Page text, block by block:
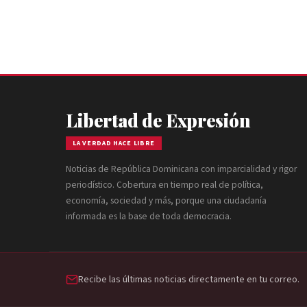
Libertad de Expresión
LA VERDAD HACE LIBRE
Noticias de República Dominicana con imparcialidad y rigor
periodístico. Cobertura en tiempo real de política,
economía, sociedad y más, porque una ciudadanía
informada es la base de toda democracia.
Recibe las últimas noticias directamente en tu correo.